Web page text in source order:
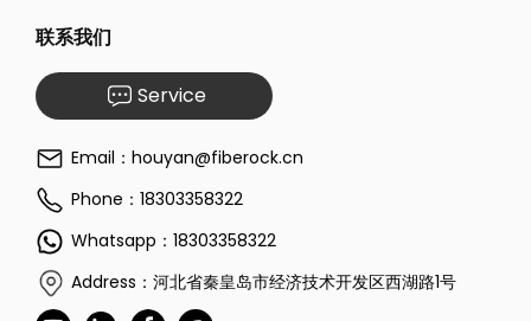
联系我们
Service
Email：houyan@fiberock.cn
Phone：18303358322
Whatsapp：18303358322
Address：河北省秦皇岛市经济技术开发区西湖路1号